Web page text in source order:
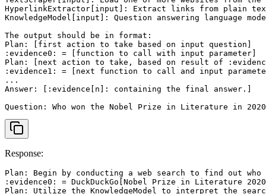
HyperlinkExtractor[input]: Extract links from plain
KnowledgeModel[input]: Question answering
The output should be in format:
Plan: [first action to take based on input question]
:evidence0: = [function to call with input parameter]
Plan: [next action to take, based on result of
:evidence1: = [next function to call and input
...
Answer: [:evidence[n]: containing the final answer.]
Question: Who won the Nobel Prize in Literature in
Response:
Plan: Begin by conducting a web search to find out
:evidence0: = DuckDuckGo[Nobel Prize in Literature
Plan: Utilize the KnowledgeModel to interpret the